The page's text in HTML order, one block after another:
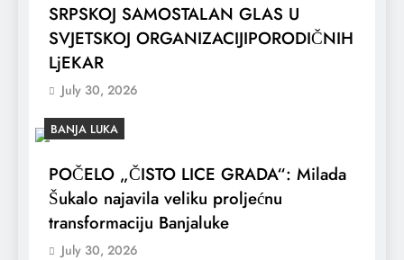
SRPSKOJ SAMOSTALAN GLAS U
SVJETSKOJ ORGANIZACIJIPORODIČNIH
LjEKAR
July 30, 2026
BANJA LUKA
POČELO „ČISTO LICE GRADA“: Milada
Šukalo najavila veliku proljećnu
transformaciju Banjaluke
July 30, 2026